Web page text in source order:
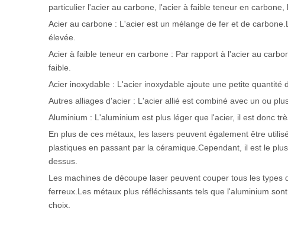
particulier l'acier au carbone, l'acier à faible teneur en carbone,
Acier au carbone : L'acier est un mélange de fer et de
élevée.
Acier à faible teneur en carbone : Par rapport à l'acier au
faible.
Acier inoxydable : L'acier inoxydable ajoute une petite quantité
Autres alliages d'acier : L'acier allié est combiné avec un ou
Aluminium : L'aluminium est plus léger que l'acier, il est donc
En plus de ces métaux, les lasers peuvent également être
plastiques en passant par la céramique.Cependant, il est le
dessus.
Les machines de découpe laser peuvent couper tous les
ferreux.Les métaux plus réfléchissants tels que l'aluminium
choix.